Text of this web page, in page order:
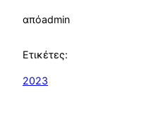
απόadmin
Ετικέτες:
2023